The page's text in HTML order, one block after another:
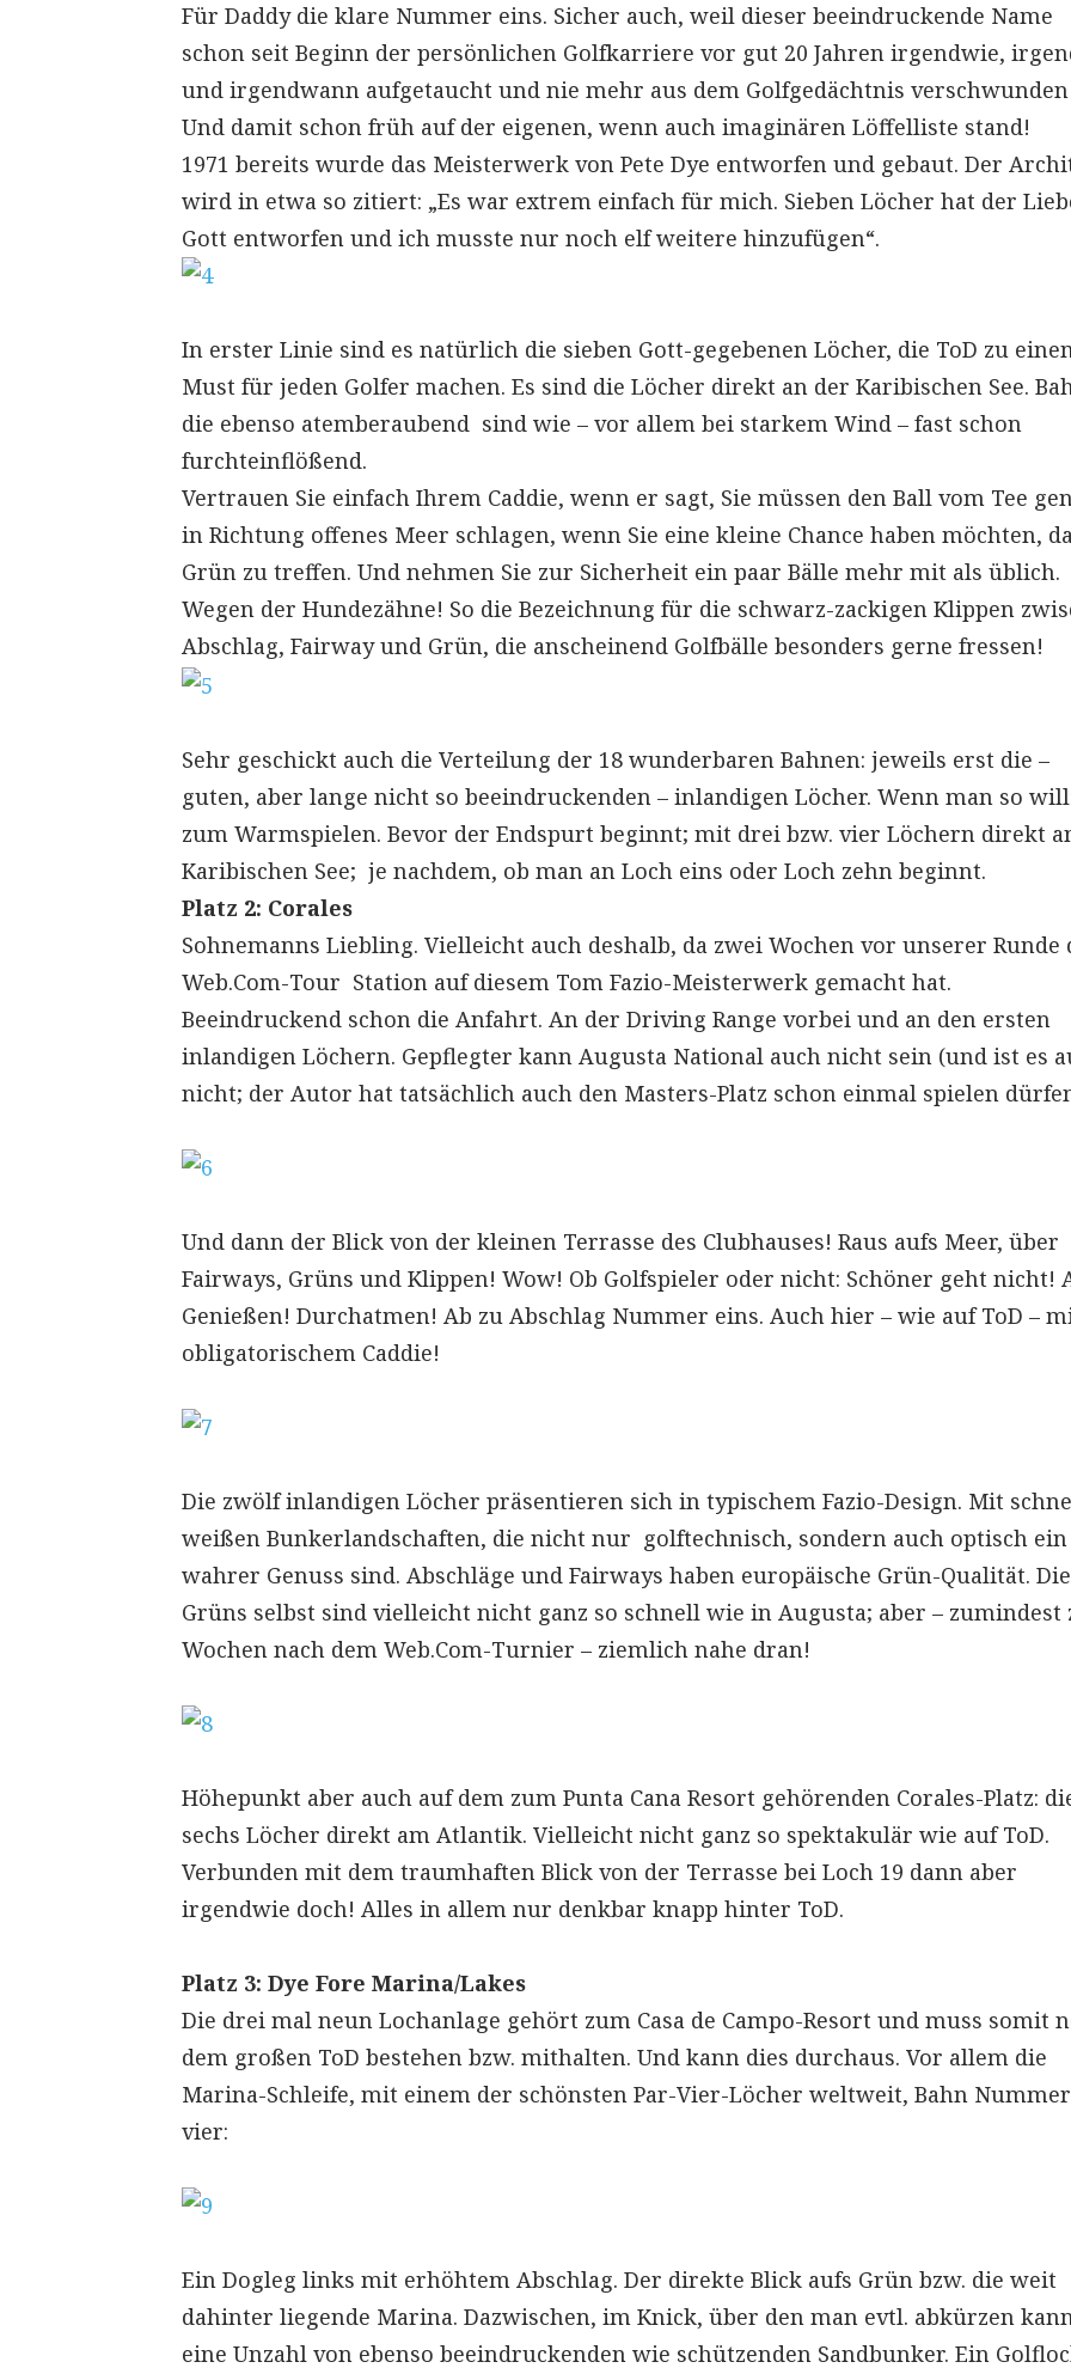
Für Daddy die klare Nummer eins. Sicher auch, weil dieser beeindruckende Name
schon seit Beginn der persönlichen Golfkarriere vor gut 20 Jahren irgendwie,
und irgendwann aufgetaucht und nie mehr aus dem Golfgedächtnis
Und damit schon früh auf der eigenen, wenn auch imaginären Löffelliste stand!
1971 bereits wurde das Meisterwerk von Pete Dye entworfen und gebaut. Der
wird in etwa so zitiert: „Es war extrem einfach für mich. Sieben Löcher hat der
Gott entworfen und ich musste nur noch elf weitere hinzufügen“.
In erster Linie sind es natürlich die sieben Gott-gegebenen Löcher, die ToD zu
Must für jeden Golfer machen. Es sind die Löcher direkt an der Karibischen See.
die ebenso atemberaubend sind wie – vor allem bei starkem Wind – fast schon
furchteinflößend.
Vertrauen Sie einfach Ihrem Caddie, wenn er sagt, Sie müssen den Ball vom Tee
in Richtung offenes Meer schlagen, wenn Sie eine kleine Chance haben möchten,
Grün zu treffen. Und nehmen Sie zur Sicherheit ein paar Bälle mehr mit als üblich.
Wegen der Hundezähne! So die Bezeichnung für die schwarz-zackigen Klippen
Abschlag, Fairway und Grün, die anscheinend Golfbälle besonders gerne fressen!
Sehr geschickt auch die Verteilung der 18 wunderbaren Bahnen: jeweils erst die –
guten, aber lange nicht so beeindruckenden – inlandigen Löcher. Wenn man so
zum Warmspielen. Bevor der Endspurt beginnt; mit drei bzw. vier Löchern direkt
Karibischen See; je nachdem, ob man an Loch eins oder Loch zehn beginnt.
Platz 2: Corales
Sohnemanns Liebling. Vielleicht auch deshalb, da zwei Wochen vor unserer Runde
Web.Com-Tour Station auf diesem Tom Fazio-Meisterwerk gemacht hat.
Beeindruckend schon die Anfahrt. An der Driving Range vorbei und an den ersten
inlandigen Löchern. Gepflegter kann Augusta National auch nicht sein (und ist es
nicht; der Autor hat tatsächlich auch den Masters-Platz schon einmal spielen
Und dann der Blick von der kleinen Terrasse des Clubhauses! Raus aufs Meer, über
Fairways, Grüns und Klippen! Wow! Ob Golfspieler oder nicht: Schöner geht nicht!
Genießen! Durchatmen! Ab zu Abschlag Nummer eins. Auch hier – wie auf ToD –
obligatorischem Caddie!
Die zwölf inlandigen Löcher präsentieren sich in typischem Fazio-Design. Mit
weißen Bunkerlandschaften, die nicht nur golftechnisch, sondern auch optisch ein
wahrer Genuss sind. Abschläge und Fairways haben europäische Grün-Qualität. Die
Grüns selbst sind vielleicht nicht ganz so schnell wie in Augusta; aber – zumindest
Wochen nach dem Web.Com-Turnier – ziemlich nahe dran!
Höhepunkt aber auch auf dem zum Punta Cana Resort gehörenden Corales-Platz:
sechs Löcher direkt am Atlantik. Vielleicht nicht ganz so spektakulär wie auf ToD.
Verbunden mit dem traumhaften Blick von der Terrasse bei Loch 19 dann aber
irgendwie doch! Alles in allem nur denkbar knapp hinter ToD.
Platz 3: Dye Fore Marina/Lakes
Die drei mal neun Lochanlage gehört zum Casa de Campo-Resort und muss somit
dem großen ToD bestehen bzw. mithalten. Und kann dies durchaus. Vor allem die
Marina-Schleife, mit einem der schönsten Par-Vier-Löcher weltweit, Bahn Nummer
vier:
Ein Dogleg links mit erhöhtem Abschlag. Der direkte Blick aufs Grün bzw. die weit
dahinter liegende Marina. Dazwischen, im Knick, über den man evtl. abkürzen
eine Unzahl von ebenso beeindruckenden wie schützenden Sandbunker. Ein